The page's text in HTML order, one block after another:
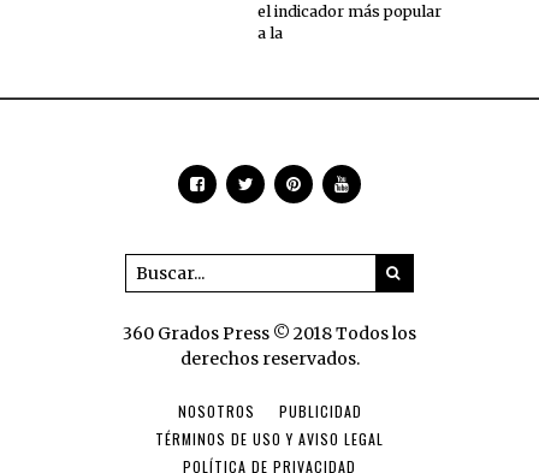
el indicador más popular
a la
360 Grados Press © 2018 Todos los
derechos reservados.
NOSOTROS
PUBLICIDAD
TÉRMINOS DE USO Y AVISO LEGAL
POLÍTICA DE PRIVACIDAD